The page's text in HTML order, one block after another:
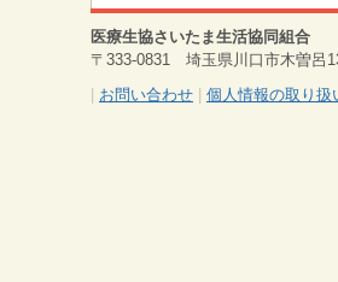
医療生協さいたま生活協同組合
〒333-0831 埼玉県川口市木曽呂
お問い合わせ 個人情報の取り扱